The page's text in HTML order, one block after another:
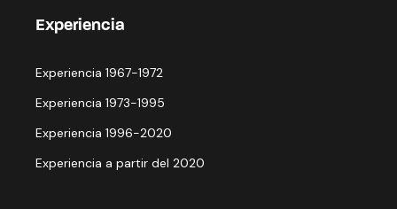
Experiencia
Experiencia 1967-1972
Experiencia 1973-1995
Experiencia 1996-2020
Experiencia a partir del 2020